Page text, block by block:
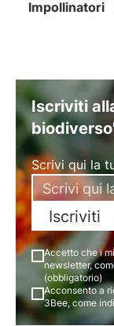
Impollinatori
Iscriviti
Scrivi qui la
Iscriviti
Accetto che i
newsletter,
(obbligatorio)
Acconsento a
3Bee, come